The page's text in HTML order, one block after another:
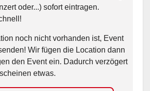
oder...) sofort eintragen.
noch nicht vorhanden ist, Event
Wir fügen die Location dann
den Event ein. Dadurch verzögert
etwas.